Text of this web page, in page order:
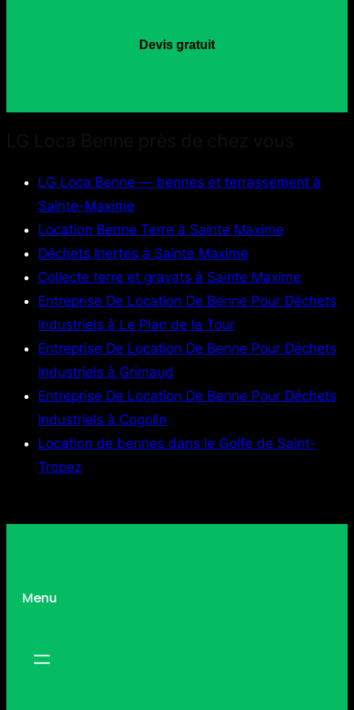
Devis gratuit
LG Loca Benne — bennes et terrassement à
Sainte-Maxime
Location Benne Terre à Sainte Maxime
Déchets Inertes à Sainte Maxime
Collecte terre et gravats à Sainte Maxime
Entreprise De Location De Benne Pour Déchets
Industriels à Le Plan de la Tour
Entreprise De Location De Benne Pour Déchets
Industriels à Grimaud
Entreprise De Location De Benne Pour Déchets
Industriels à Cogolin
Location de bennes dans le Golfe de Saint-
Tropez
Menu